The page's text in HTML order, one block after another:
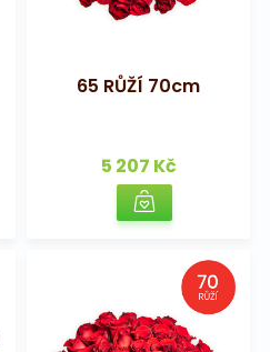
65 RŮŽÍ 70cm
5 207 Kč